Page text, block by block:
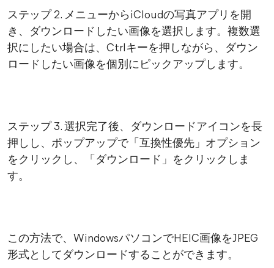
ステップ 2. メニューからiCloudの写真アプリを開
き、ダウンロードしたい画像を選択します。複数選
択にしたい場合は、Ctrlキーを押しながら、ダウン
ロードしたい画像を個別にピックアップします。
ステップ 3. 選択完了後、ダウンロードアイコンを長
押しし、ポップアップで「互換性優先」オプション
をクリックし、「ダウンロード」をクリックしま
す。
この方法で、WindowsパソコンでHEIC画像をJPEG
形式としてダウンロードすることができます。